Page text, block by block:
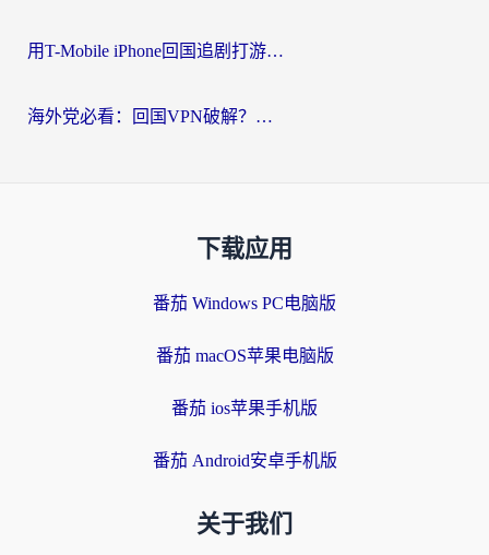
用T-Mobile iPhone回国追剧打游戏，我差点把手机砸了
海外党必看：回国VPN破解？别踩坑！3步选对加速器无缝刷国内资源
下载应用
番茄 Windows PC电脑版
番茄 macOS苹果电脑版
番茄 ios苹果手机版
番茄 Android安卓手机版
关于我们